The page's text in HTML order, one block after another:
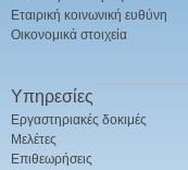
Εταιρική κοινωνική ευθύνη
Οικονομικά στοιχεία
Υπηρεσίες
Εργαστηριακές δοκιμές
Μελέτες
Επιθεωρήσεις